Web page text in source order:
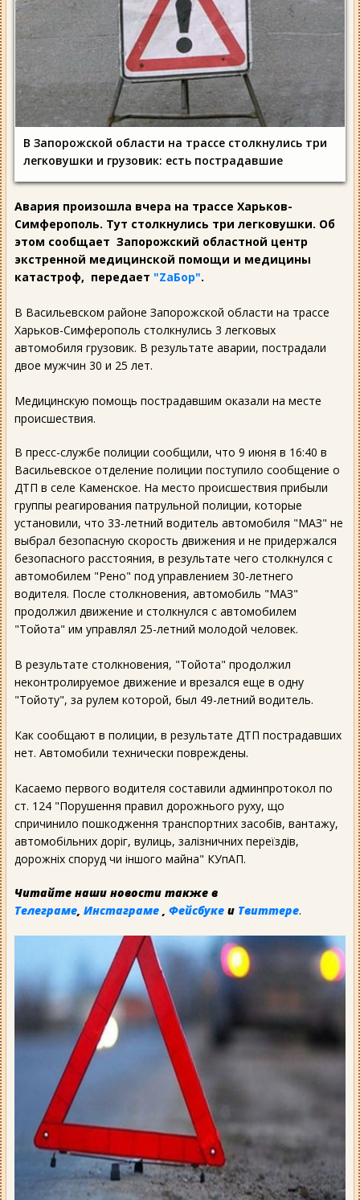
В Запорожской области на трассе столкнулись три
легковушки и грузовик: есть пострадавшие
Авария произошла вчера на трассе Харьков-
Симферополь. Тут столкнулись три легковушки. Об
этом сообщает Запорожский областной центр
экстренной медицинской помощи и медицины
катастроф, передает "ZаБор".
В Васильевском районе Запорожской области на трассе
Харьков-Симферополь столкнулись 3 легковых
автомобиля грузовик. В результате аварии, пострадали
двое мужчин 30 и 25 лет.
Медицинскую помощь пострадавшим оказали на месте
происшествия.
В пресс-службе полиции сообщили, что 9 июня в 16:40 в
Васильевское отделение полиции поступило сообщение о
ДТП в селе Каменское. На место происшествия прибыли
группы реагирования патрульной полиции, которые
установили, что 33-летний водитель автомобиля "МАЗ" не
выбрал безопасную скорость движения и не придержался
безопасного расстояния, в результате чего столкнулся с
автомобилем "Рено" под управлением 30-летнего
водителя. После столкновения, автомобиль "МАЗ"
продолжил движение и столкнулся с автомобилем
"Тойота" им управлял 25-летний молодой человек.
В результате столкновения, "Тойота" продолжил
неконтролируемое движение и врезался еще в одну
"Тойоту", за рулем которой, был 49-летний водитель.
Как сообщают в полиции, в результате ДТП пострадавших
нет. Автомобили технически повреждены.
Касаемо первого водителя составили админпротокол по
ст. 124 "Порушення правил дорожнього руху, що
спричинило пошкодження транспортних засобів, вантажу,
автомобільних доріг, вулиць, залізничних переїздів,
дорожніх споруд чи іншого майна" КУпАП.
Читайте наши новости также в
Телеграме Инстаграме Фейсбуке и Твиттере.